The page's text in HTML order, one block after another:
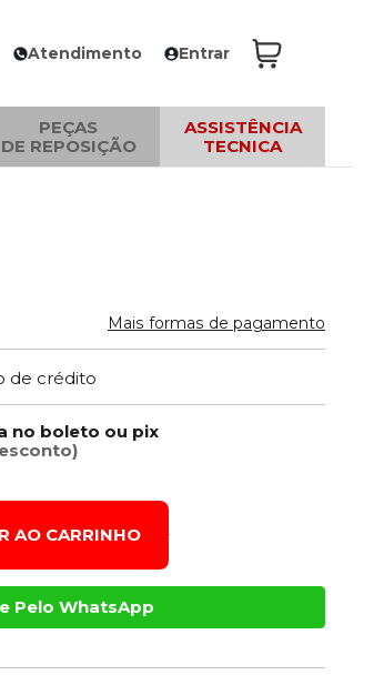
Atendimento Entrar
PEÇAS
DE REPOSIÇÃO
ASSISTÊNCIA
TECNICA
Mais formas de pagamento
de crédito
no boleto ou pix
AO CARRINHO
Pelo WhatsApp